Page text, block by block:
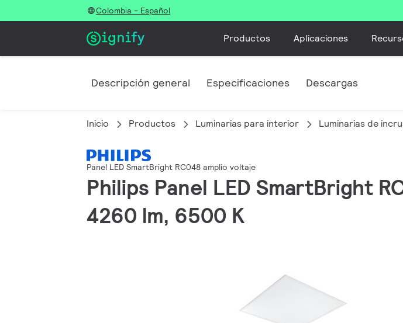
Colombia - Español
Productos Aplicaciones
Descripción general Especificaciones Descargas
Inicio Productos Luminarias para interior Luminarias de
Panel LED SmartBright RC048 amplio voltaje
Philips Panel LED SmartBright
4260 lm, 6500 K